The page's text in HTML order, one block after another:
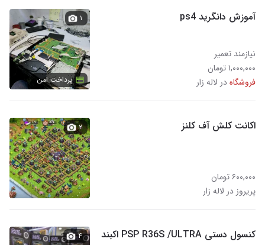
آموزش دانگرید ps4
نیازمند تعمیر
۱,۰۰۰,۰۰۰ تومان
فروشگاهدر لاله زار
۱
پرداخت امن
اکانت کلش آف کلنز
۶۰۰,۰۰۰ تومان
پریروز در لاله زار
۲
کنسول دستی PSP R36S /ULTRA اکبند ۴